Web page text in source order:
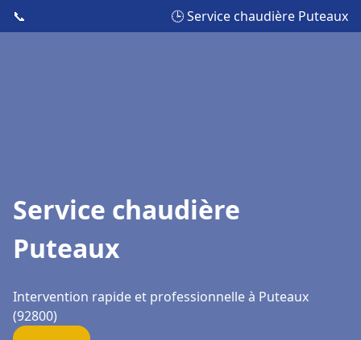
📞 🕒 Service chaudière Puteaux
Service chaudière
Puteaux
Intervention rapide et professionnelle à Puteaux
(92800)